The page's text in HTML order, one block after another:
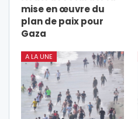
mise en œuvre du
plan de paix pour
Gaza
A LA UNE